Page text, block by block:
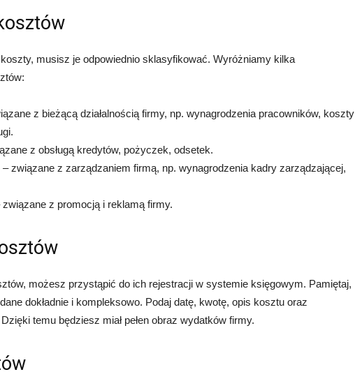
musisz je odpowiednio sklasyfikować. Wyróżniamy kilka
z bieżącą działalnością firmy, np. wynagrodzenia pracowników, koszty
z obsługą kredytów, pożyczek, odsetek.
– związane z zarządzaniem firmą, np. wynagrodzenia kadry zarządzającej,
związane z promocją i reklamą firmy.
możesz przystąpić do ich rejestracji w systemie księgowym. Pamiętaj,
dokładnie i kompleksowo. Podaj datę, kwotę, opis kosztu oraz
temu będziesz miał pełen obraz wydatków firmy.